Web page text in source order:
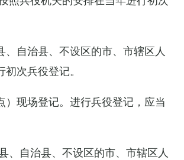
自治县、不设区的市、市辖区人
次兵役登记。
现场登记。进行兵役登记，应当
、自治县、不设区的市、市辖区人